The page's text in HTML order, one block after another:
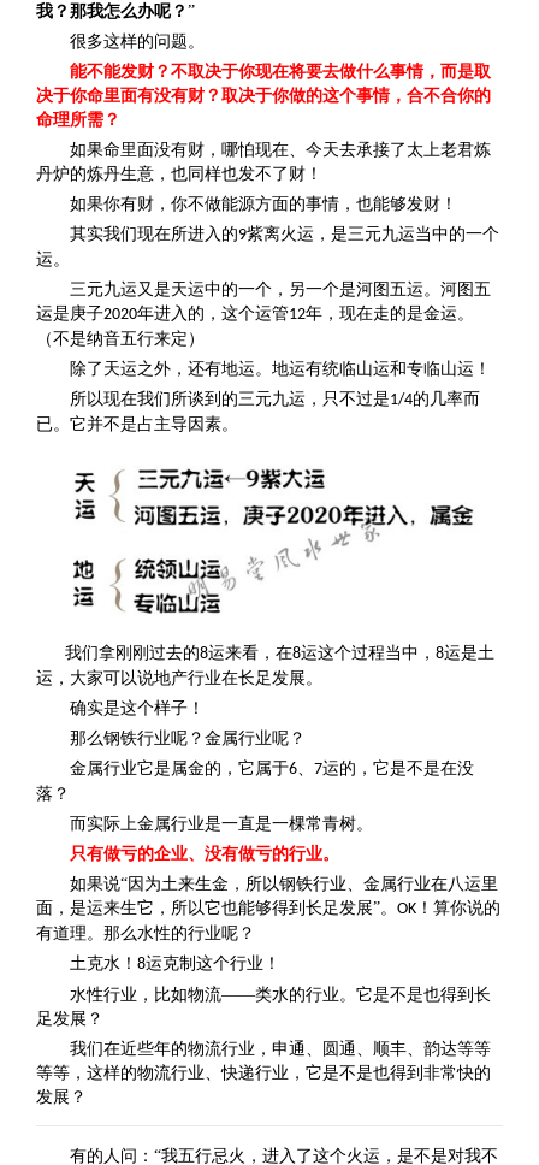
我？那我怎么办呢？ ”
很多这样的问题。
能不能发财？不取决于你现在将要去做什么事情，而是取
决于你命里面有没有财？取决于你做的这个事情，合不合你的
命理所需？
如果命里面没有财，哪怕现在、今天去承接了太上老君炼
丹炉的炼丹生意，也同样也发不了财！
如果你有财，你不做能源方面的事情，也能够发财！
其实我们现在所进入的9紫离火运，是三元九运当中的一个
运。
三元九运又是天运中的一个，另一个是河图五运。河图五
运是庚子2020年进入的，这个运管12年，现在走的是金运。
（不是纳音五行来定）
除了天运之外，还有地运。地运有统临山运和专临山运！
所以现在我们所谈到的三元九运，只不过是1/4的几率而
已。它并不是占主导因素。
我们拿刚刚过去的8运来看，在8运这个过程当中， 8运是土
运，大家可以说地产行业在长足发展。
确实是这个样子！
那么钢铁行业呢？金属行业呢？
金属行业它是属金的，它属于6 7运的，它是不是在没
落？
而实际上金属行业是一直是一棵常青树。
只有做亏的企业、没有做亏的行业。
如果说“因为土来生金，所以钢铁行业、金属行业在八运里
面，是运来生它，所以它也能够得到长足发展”。 OK ！算你说的
有道理。那么水性的行业呢？
土克水！ 8运克制这个行业！
水性行业，比如物流——类水的行业。它是不是也得到长
足发展？
我们在近些年的物流行业，申通、圆通、顺丰、韵达等等
等等，这样的物流行业、快递行业，它是不是也得到非常快的
发展？
有的人问：“我五行忌火，进入了这个火运，是不是对我不